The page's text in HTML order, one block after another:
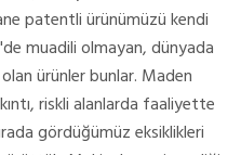
patentli ürünümüzü kendi
muadili olmayan, dünyada
olan ürünler bunlar. Maden
riskli alanlarda faaliyette
gördüğümüz eksiklikleri